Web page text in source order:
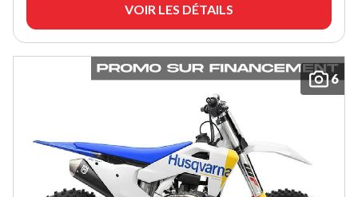
VOIR LES DÉTAILS
6